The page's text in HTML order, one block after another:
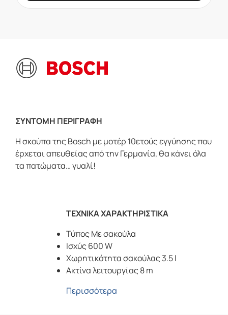
ΣΥΝΤΟΜΗ ΠΕΡΙΓΡΑΦΗ
Η σκούπα της Bosch με μοτέρ 10ετούς εγγύησης που
έρχεται απευθείας από την Γερμανία, θα κάνει όλα
τα πατώματα… γυαλί!
ΤΕΧΝΙΚΑ ΧΑΡΑΚΤΗΡΙΣΤΙΚΑ
Τύπος Με σακούλα
Ισχύς 600 W
Χωρητικότητα σακούλας 3.5 l
Ακτίνα λειτουργίας 8 m
Περισσότερα